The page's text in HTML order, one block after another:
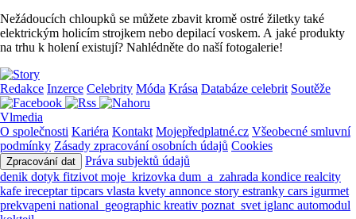
Nežádoucích chloupků se můžete zbavit kromě ostré žiletky také
elektrickým holicím strojkem nebo depilací voskem. A jaké produkty
na trhu k holení existují? Nahlédněte do naší fotogalerie!
Redakce Inzerce Celebrity Móda Krása Databáze celebrit Soutěže
Vlmedia
O společnosti Kariéra Kontakt Mojepředplatné.cz Všeobecné smluvní
podmínky Zásady zpracování osobních údajů Cookies
Zpracování dat
Práva subjektů údajů
denik dotyk fitzivot moje_krizovka dum_a_zahrada kondice realcity
kafe ireceptartipcars vlasta kvety annonce story estranky cars igurmet
prekvapeni national_geographic kreativ poznat_svet iglanc automodul